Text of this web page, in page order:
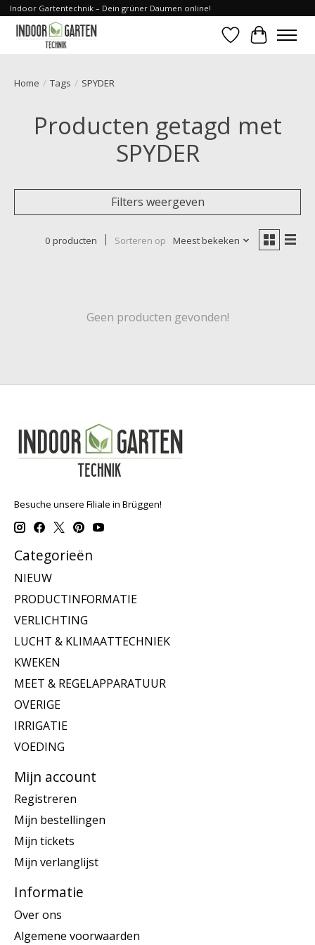
Indoor Gartentechnik – Dein grüner Daumen online!
Verlanglijst
Home / Tags / SPYDER
Producten getagd met
SPYDER
Filters weergeven
0 producten Sorteren op Meest bekeken
Geen producten gevonden!
Besuche unsere Filiale in Brüggen!
Categorieën
NIEUW
PRODUCTINFORMATIE
VERLICHTING
LUCHT & KLIMAATTECHNIEK
KWEKEN
MEET & REGELAPPARATUUR
OVERIGE
IRRIGATIE
VOEDING
Mijn account
Registreren
Mijn bestellingen
Mijn tickets
Mijn verlanglijst
Informatie
Over ons
Algemene voorwaarden